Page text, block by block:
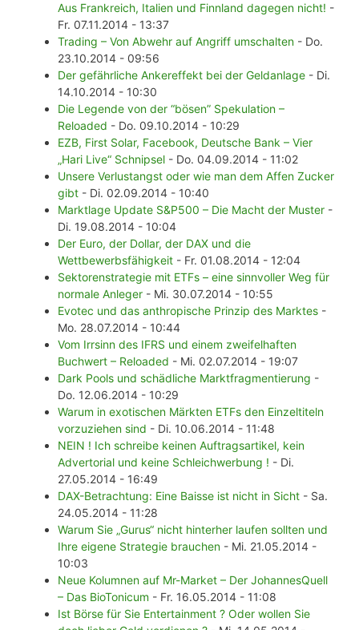
Aus Frankreich, Italien und Finnland dagegen nicht! -
Fr. 07.11.2014 - 13:37
Trading – Von Abwehr auf Angriff umschalten - Do.
23.10.2014 - 09:56
Der gefährliche Ankereffekt bei der Geldanlage - Di.
14.10.2014 - 10:30
Die Legende von der “bösen” Spekulation –
Reloaded - Do. 09.10.2014 - 10:29
EZB, First Solar, Facebook, Deutsche Bank – Vier
„Hari Live“ Schnipsel - Do. 04.09.2014 - 11:02
Unsere Verlustangst oder wie man dem Affen Zucker
gibt - Di. 02.09.2014 - 10:40
Marktlage Update S&P500 – Die Macht der Muster -
Di. 19.08.2014 - 10:04
Der Euro, der Dollar, der DAX und die
Wettbewerbsfähigkeit - Fr. 01.08.2014 - 12:04
Sektorenstrategie mit ETFs – eine sinnvoller Weg für
normale Anleger - Mi. 30.07.2014 - 10:55
Evotec und das anthropische Prinzip des Marktes -
Mo. 28.07.2014 - 10:44
Vom Irrsinn des IFRS und einem zweifelhaften
Buchwert – Reloaded - Mi. 02.07.2014 - 19:07
Dark Pools und schädliche Marktfragmentierung -
Do. 12.06.2014 - 10:29
Warum in exotischen Märkten ETFs den Einzeltiteln
vorzuziehen sind - Di. 10.06.2014 - 11:48
NEIN ! Ich schreibe keinen Auftragsartikel, kein
Advertorial und keine Schleichwerbung ! - Di.
27.05.2014 - 16:49
DAX-Betrachtung: Eine Baisse ist nicht in Sicht - Sa.
24.05.2014 - 11:28
Warum Sie „Gurus“ nicht hinterher laufen sollten und
Ihre eigene Strategie brauchen - Mi. 21.05.2014 -
10:03
Neue Kolumnen auf Mr-Market – Der JohannesQuell
– Das BioTonicum - Fr. 16.05.2014 - 11:08
Ist Börse für Sie Entertainment ? Oder wollen Sie